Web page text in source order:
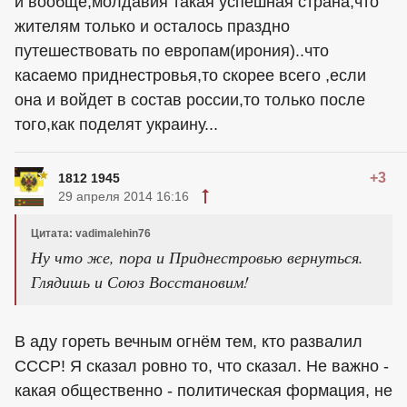
жителям только и осталось праздно
путешествовать по европам(ирония)..что
касаемо приднестровья,то скорее всего ,если
она и войдет в состав россии,то только после
того,как поделят украину...
1812 1945 +3
29 апреля 2014 16:16
Цитата: vadimalehin76
Ну что же, пора и Приднестровью вернуться.
Глядишь и Союз Восстановим!
В аду гореть вечным огнём тем, кто развалил
СССР! Я сказал ровно то, что сказал. Не важно -
какая общественно - политическая формация, не